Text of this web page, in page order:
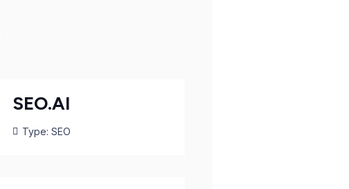
SEO.AI
Type: SEO